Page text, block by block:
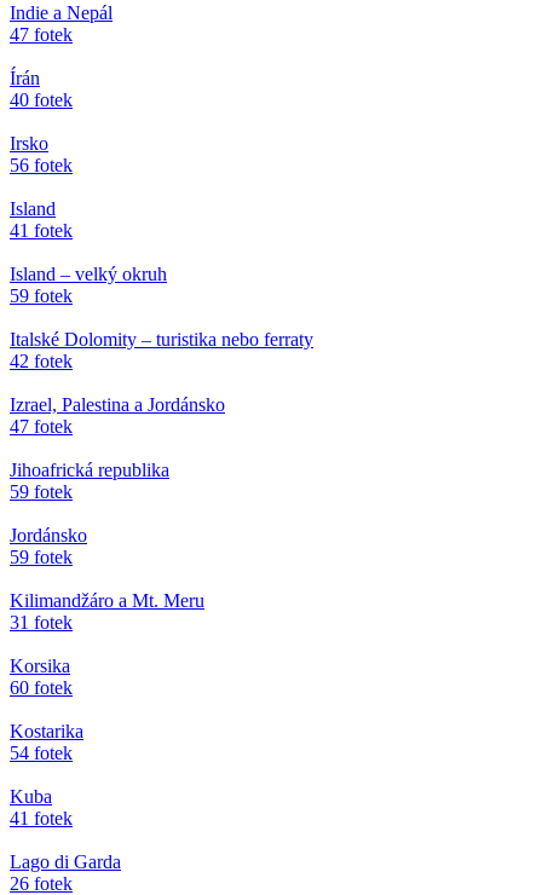
Indie a Nepál
47 fotek
Írán
40 fotek
Irsko
56 fotek
Island
41 fotek
Island – velký okruh
59 fotek
Italské Dolomity – turistika nebo ferraty
42 fotek
Izrael, Palestina a Jordánsko
47 fotek
Jihoafrická republika
59 fotek
Jordánsko
59 fotek
Kilimandžáro a Mt. Meru
31 fotek
Korsika
60 fotek
Kostarika
54 fotek
Kuba
41 fotek
Lago di Garda
26 fotek